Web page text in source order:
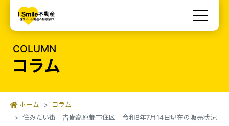
COLUMN
コラム
ホーム
コラム
住みたい街 吉備高原都市住区 令和8年7月14日現在の販売状況